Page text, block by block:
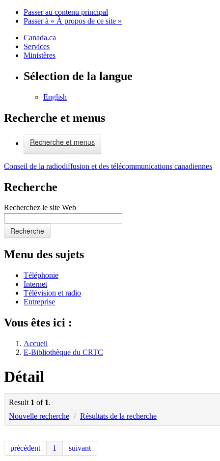
Passer au contenu principal
Passer à « À propos de ce site »
Canada.ca
Services
Ministères
Sélection de la langue
English
Recherche et menus
Recherche et menus
Conseil de la radiodiffusion et des télécommunications canadiennes
Recherche
Recherchez le site Web
Recherche
Menu des sujets
Téléphonie
Internet
Télévision et radio
Entreprise
Vous êtes ici :
Accueil
E-Bibliothèque du CRTC
Détail
Result 1 of 1.
Nouvelle recherche / Résultats de la recherche
précédent 1 suivant